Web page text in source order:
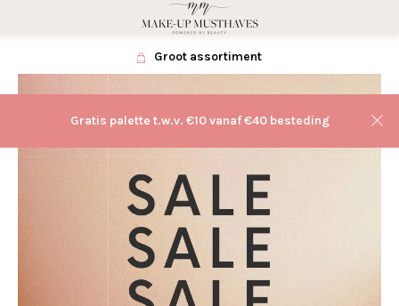
Gratis palette t.w.v. €10 vanaf €40 besteding
Groot assortiment